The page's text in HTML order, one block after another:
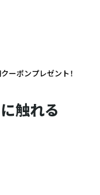
触れる
ーポンプレゼント！